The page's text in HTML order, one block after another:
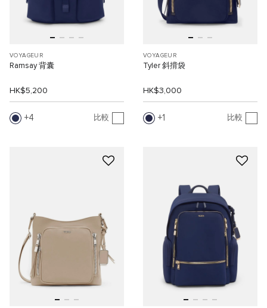
VOYAGEUR
Ramsay 背囊
HK$5,200
4 比較
VOYAGEUR
Tyler 斜揹袋
HK$3,000
1 比較